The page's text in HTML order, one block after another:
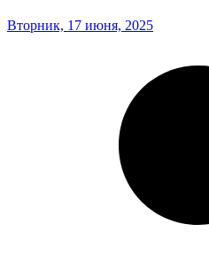
Вторник, 17 июня, 2025